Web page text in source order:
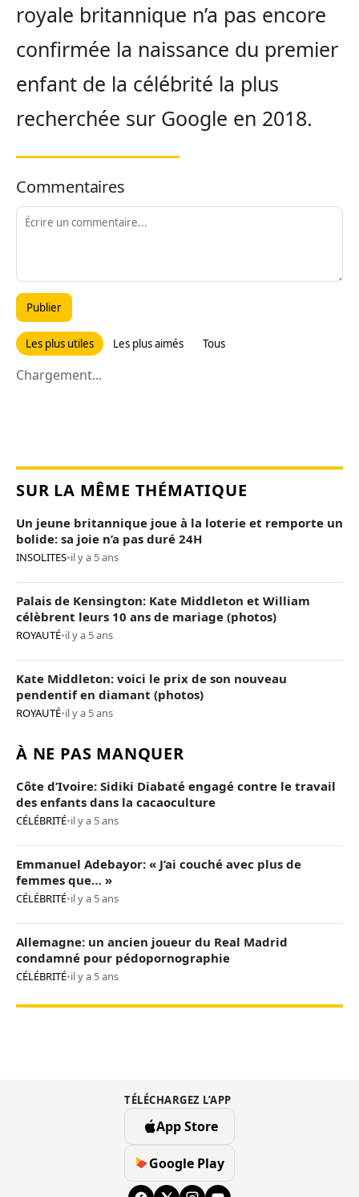
royale britannique n’a pas encore
confirmée la naissance du premier
enfant de la célébrité la plus
recherchée sur Google en 2018.
Commentaires
Publier
Les plus utiles Les plus aimés Tous
Chargement...
SUR LA MÊME THÉMATIQUE
Un jeune britannique joue à la loterie et remporte un
bolide: sa joie n’a pas duré 24H
INSOLITES•il y a 5 ans
Palais de Kensington: Kate Middleton et William
célèbrent leurs 10 ans de mariage (photos)
ROYAUTÉ•il y a 5 ans
Kate Middleton: voici le prix de son nouveau
pendentif en diamant (photos)
ROYAUTÉ•il y a 5 ans
À NE PAS MANQUER
Côte d’Ivoire: Sidiki Diabaté engagé contre le travail
des enfants dans la cacaoculture
CÉLÉBRITÉ•il y a 5 ans
Emmanuel Adebayor: « J’ai couché avec plus de
femmes que… »
CÉLÉBRITÉ•il y a 5 ans
Allemagne: un ancien joueur du Real Madrid
condamné pour pédopornographie
CÉLÉBRITÉ•il y a 5 ans
TÉLÉCHARGEZ L’APP
App Store
Google Play